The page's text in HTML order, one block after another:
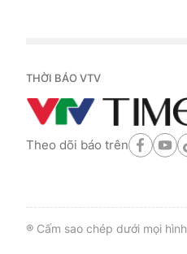
THỜI BÁO VTV
Theo dõi báo trên
® Cấm sao chép dưới mọi